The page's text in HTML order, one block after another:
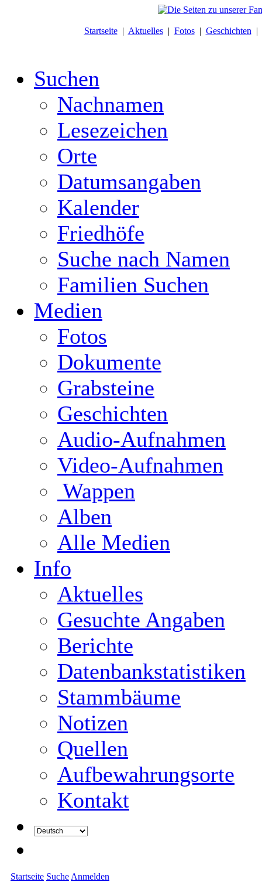
Startseite| Aktuelles| Fotos| Geschichten |
Suchen
Nachnamen
Lesezeichen
Orte
Datumsangaben
Kalender
Friedhöfe
Suche nach Namen
Familien Suchen
Medien
Fotos
Dokumente
Grabsteine
Geschichten
Audio-Aufnahmen
Video-Aufnahmen
Wappen
Alben
Alle Medien
Info
Aktuelles
Gesuchte Angaben
Berichte
Datenbankstatistiken
Stammbäume
Notizen
Quellen
Aufbewahrungsorte
Kontakt
Startseite Suche Anmelden